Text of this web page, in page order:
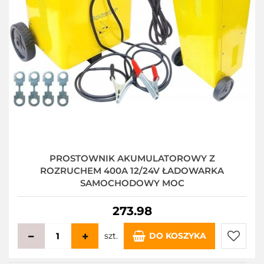
PROSTOWNIK AKUMULATOROWY Z
ROZRUCHEM 400A 12/24V ŁADOWARKA
SAMOCHODOWY MOC
273.98
szt. DO KOSZYKA